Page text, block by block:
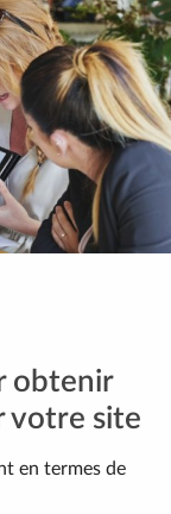
obtenir
votre site
en termes de